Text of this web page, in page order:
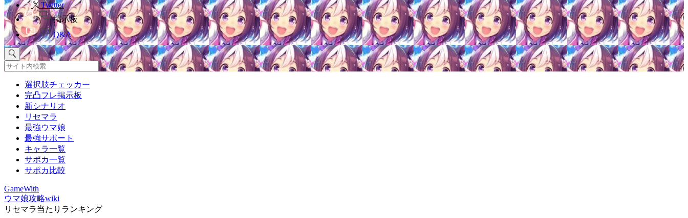
Twitter
掲示板
Q&A
選択肢チェッカー
完凸フレ掲示板
新シナリオ
リセマラ
最強ウマ娘
最強サポート
キャラ一覧
サポカ一覧
サポカ比較
GameWith
ウマ娘攻略wiki
リセマラ当たりランキング